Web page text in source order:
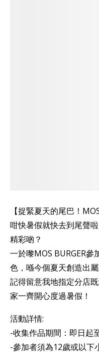
【捉緊夏天的尾巴！
咁快暑假就快去到尾聲
精彩啲？
一於嚟MOS BURGER
色，喺今個夏天創造出
記得留意我地指定分店
家一齊開心度過暑假！
活動詳情:
-收集作品期間：即日起
-參加者須為12歲或以下